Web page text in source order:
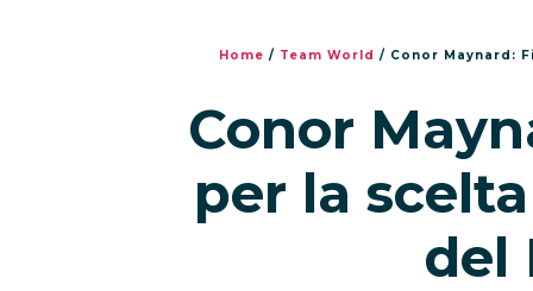
Home / Team World / Conor Maynard:
Conor
per la
del